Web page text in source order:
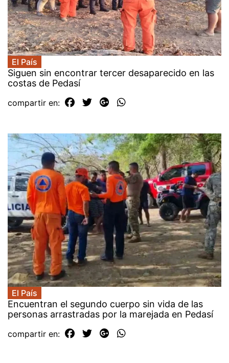
El País
Siguen sin encontrar tercer desaparecido en las
costas de Pedasí
compartir en:
El País
Encuentran el segundo cuerpo sin vida de las
personas arrastradas por la marejada en Pedasí
compartir en: